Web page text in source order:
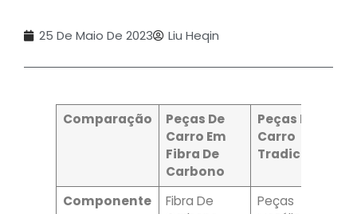
25 De Maio De 2023 Liu Heqin
Comparação
Peças De
Carro Em
Fibra De
Carbono
Peças De
Carro
Tradicionais
Componente
Fibra De
Peças